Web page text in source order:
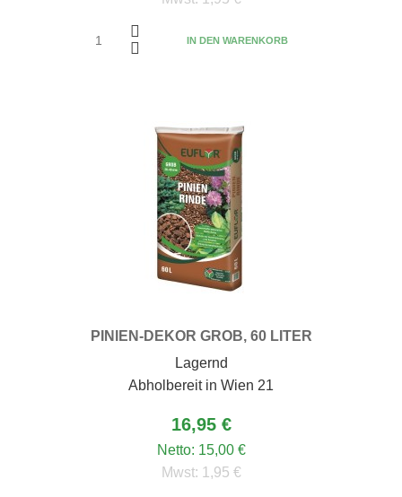
IN DEN WARENKORB
PINIEN-DEKOR GROB, 60 LITER
Lagernd
Abholbereit in Wien 21
16,95 €
Netto: 15,00 €
Mwst: 1,95 €